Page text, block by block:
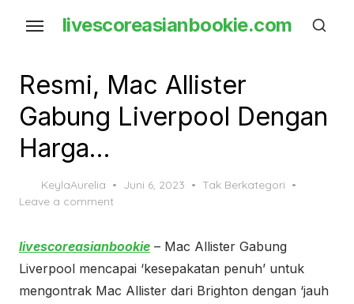
content
livescoreasianbookie.com
Resmi, Mac Allister
Gabung Liverpool Dengan
Harga…
KeylaAurelia
Posted
Juni 6, 2023
Tak Berkategori
Leave a comment
livescoreasianbookie – Mac Allister Gabung
Liverpool mencapai ‘kesepakatan penuh’ untuk
mengontrak Mac Allister dari Brighton dengan ‘jauh